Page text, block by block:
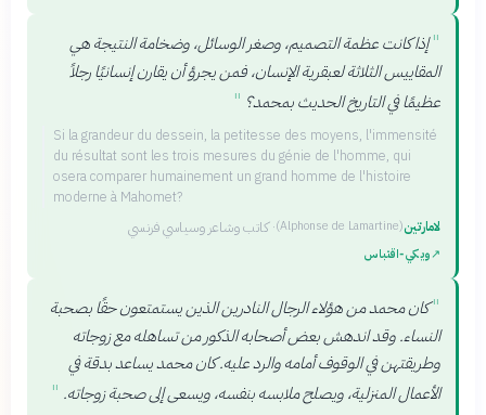
" إذا كانت عظمة التصميم، وصغر الوسائل، وضخامة النتيجة هي
المقاييس الثلاثة لعبقرية الإنسان، فمن يجرؤ أن يقارن إنسانيًا رجلاً
عظيمًا في التاريخ الحديث بمحمد؟ "
Si la grandeur du dessein, la petitesse des moyens, l'immensité
du résultat sont les trois mesures du génie de l'homme, qui
osera comparer humainement un grand homme de l'histoire
moderne à Mahomet?
لامارتين
(Alphonse de Lamartine)
·كاتب وشاعر وسياسي فرنسي
↗ويكي‑اقتباس
"كان محمد من هؤلاء الرجال النادرين الذين يستمتعون حقًا بصحبة
النساء. وقد اندهش بعض أصحابه الذكور من تساهله مع زوجاته
وطريقتهن في الوقوف أمامه والرد عليه. كان محمد يساعد بدقة في
الأعمال المنزلية، ويصلح ملابسه بنفسه، ويسعى إلى صحبة زوجاته. "